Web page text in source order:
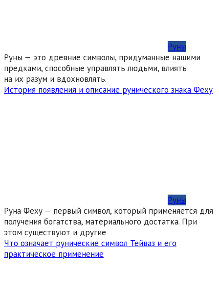
Руны
Руны — это древние символы, придуманные нашими
предками, способные управлять людьми, влиять
на их разум и вдохновлять.
История появления и описание рунического знака Феху
Руны
Руна Феху — первый символ, который применяется для
получения богатства, материального достатка. При
этом существуют и другие
Что означает рунические символ Тейваз и его
практическое применение